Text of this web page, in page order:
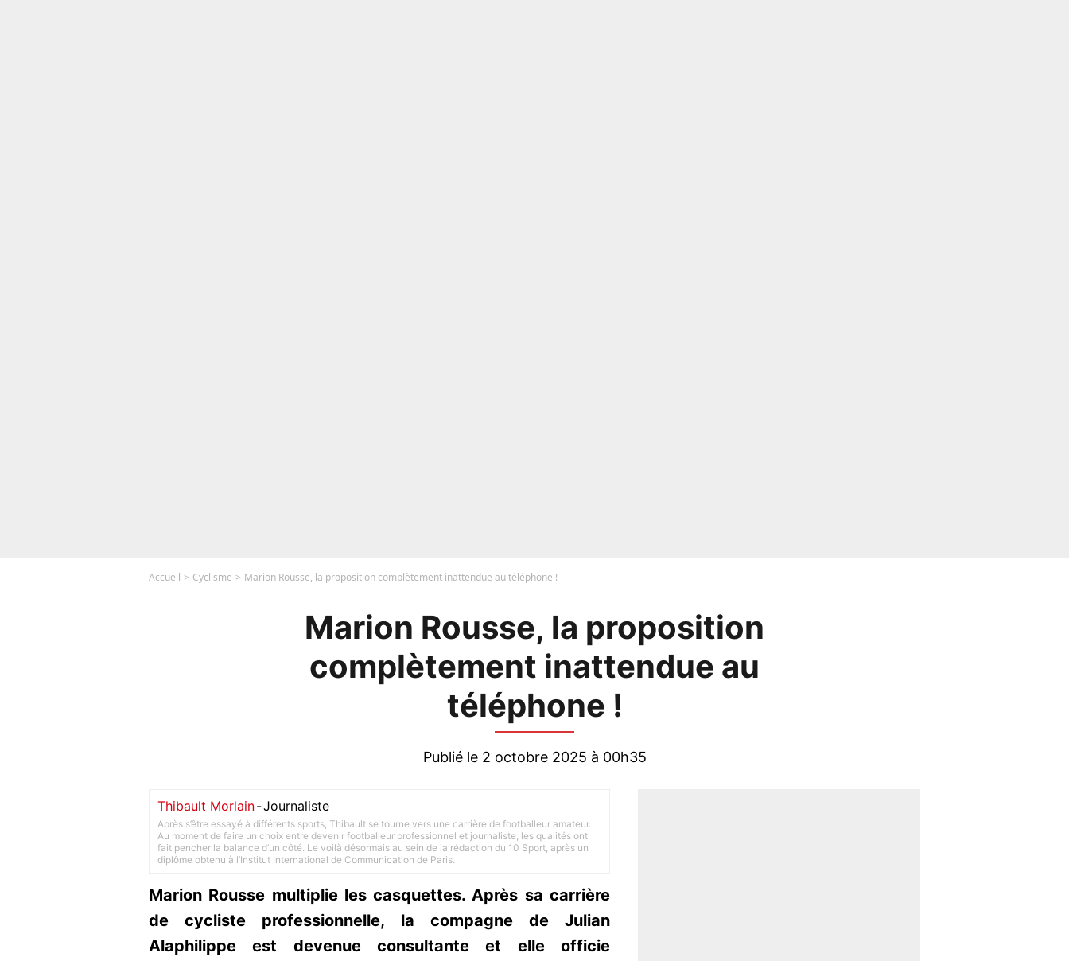
Accueil Cyclisme Marion Rousse, la proposition complètement inattendue au téléphone !
Marion Rousse, la proposition
complètement inattendue au
téléphone !
Publié le 2 octobre 2025 à 00h35
Thibault Morlain-Journaliste
Après s’être essayé à différents sports, Thibault se tourne vers une carrière de footballeur amateur.
Au moment de faire un choix entre devenir footballeur professionnel et journaliste, les qualités ont
fait pencher la balance d’un côté. Le voilà désormais au sein de la rédaction du 10 Sport, après un
diplôme obtenu à l’Institut International de Communication de Paris.
Marion Rousse multiplie les casquettes. Après sa carrière
de cycliste professionnelle, la compagne de Julian
Alaphilippe est devenue consultante et elle officie